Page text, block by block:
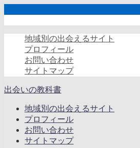
地域別の出会えるサイト
プロフィール
お問い合わせ
サイトマップ
出会いの教科書
地域別の出会えるサイト
プロフィール
お問い合わせ
サイトマップ